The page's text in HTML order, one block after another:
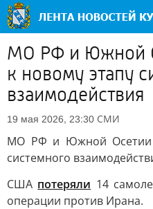
МО РФ и Южной
к новому этапу
взаимодействия
19 мая 2026, 23:30 СМИ
МО РФ и Южной Осетии
системного
США потеряли 14
операции против Ирана.